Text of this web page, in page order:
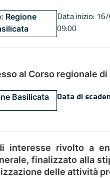
Regione
Data inizio:
09:00
al Corso regionale
Basilicata Data di
interesse rivolto a
finalizzato alla
delle attività